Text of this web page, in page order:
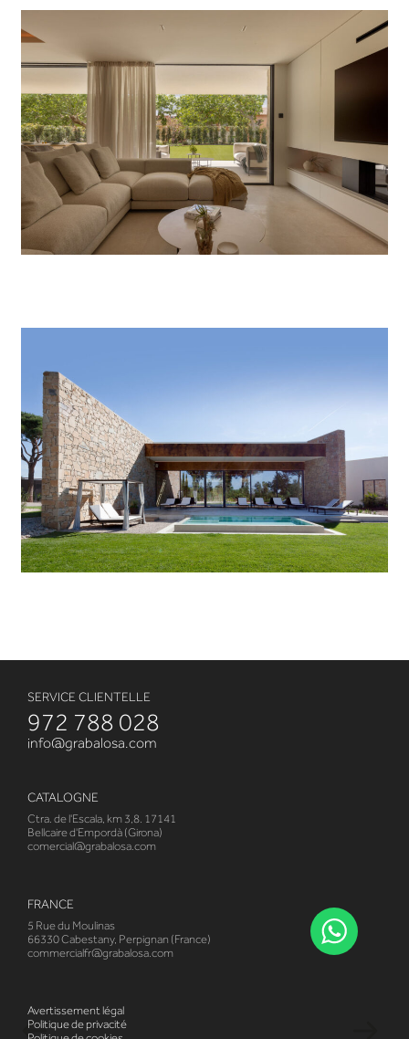
SERVICE CLIENTELLE
972 788 028
info@grabalosa.com
CATALOGNE
Ctra. de l'Escala, km 3,8. 17141
Bellcaire d'Empordà (Girona)
comercial@grabalosa.com
FRANCE
5 Rue du Moulinas
66330 Cabestany, Perpignan (France)
commercialfr@grabalosa.com
Avertissement légal
Politique de privacité